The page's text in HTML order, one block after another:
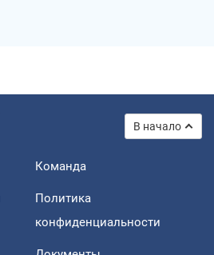
В начало
Команда
Политика
конфиденциальности